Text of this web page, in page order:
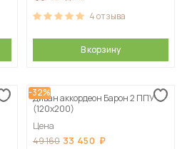
4отзыва
В корзину
-32%
Диван аккордеон Барон 2 ППУ
(120х200)
Цена
49 160 33 450